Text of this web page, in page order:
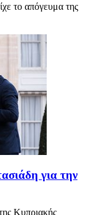
το απόγευμα της
για την
Κυπριακής